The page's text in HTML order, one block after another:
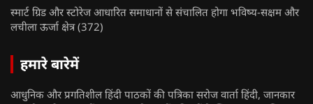
स्मार्ट ग्रिड और स्टोरेज आधारित समाधानों से संचालित होगा भविष्य-सक्षम और
लचीला ऊर्जा क्षेत्र (372)
हमारे बारेमें
आधुनिक और प्रगतिशील हिंदी पाठकों की पत्रिका सरोज वार्ता हिंदी, जानकार